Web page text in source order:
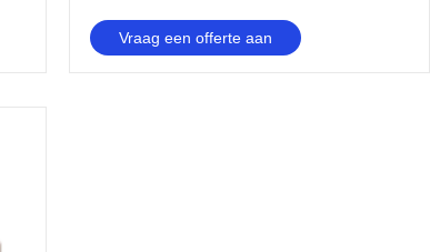
Vraag een offerte aan